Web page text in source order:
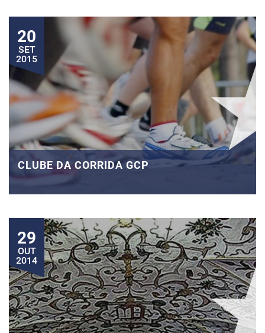
20
SET
2015
CLUBE DA CORRIDA GCP
29
OUT
2014